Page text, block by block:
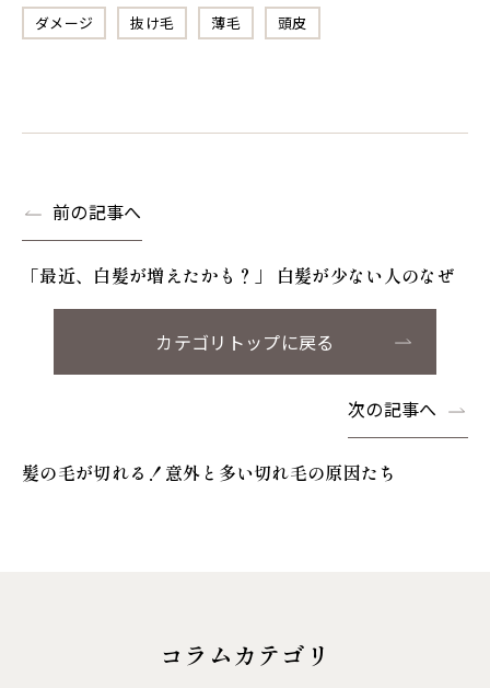
ダメージ 抜け毛 薄毛 頭皮
前の記事へ
「最近、白髪が増えたかも？」 白髪が少ない人のなぜ
カテゴリトップに戻る
次の記事へ
髪の毛が切れる！意外と多い切れ毛の原因たち
コラムカテゴリ